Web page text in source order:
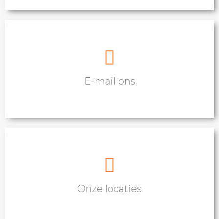
E-mail ons
Heeft u vragen of wilt u ons iets laten weten?
E-mailen
Onze locaties
Bekijk onze locaties in Oosterbeek en Arnhem
Bekijk